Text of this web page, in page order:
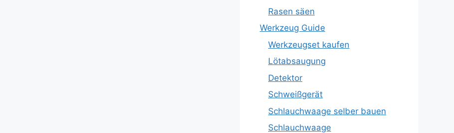
Rasen säen
Werkzeug Guide
Werkzeugset kaufen
Lötabsaugung
Detektor
Schweißgerät
Schlauchwaage selber bauen
Schlauchwaage